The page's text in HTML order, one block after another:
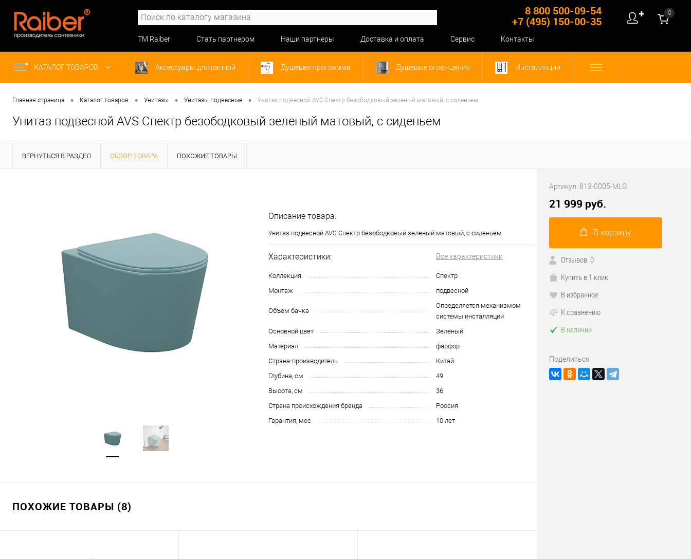
8 800 500-09-54
+7 (495) 150-00-35
ТМ Raiber Стать партнером Наши партнеры Доставка и оплата Сервис Контакты
✚ 0
КАТАЛОГ ТОВАРОВ Аксессуары для ванной Душевая программа Душевые ограждения Инсталляции
Главная страница • Каталог товаров • Унитазы • Унитазы подвесные • Унитаз подвесной AVS Спектр безободковый зеленый матовый, с сиденьем
Унитаз подвесной AVS Спектр безободковый зеленый матовый, с сиденьем
ВЕРНУТЬСЯ В РАЗДЕЛ ОБЗОР ТОВАРА ПОХОЖИЕ ТОВАРЫ
Описание товара:
Унитаз подвесной AVS Спектр безободковый зеленый матовый, с сиденьем
Характеристики: Все характеристики
Коллекция
Спектр
Монтаж
подвесной
Объем бачка
Определяется механизмом
системы инсталляции
Основной цвет
Зелёный
Материал
фарфор
Страна-производитель
Китай
Глубина, см
49
Высота, см
36
Страна происхождения бренда
Россия
Гарантия, мес
10 лет
ПОХОЖИЕ ТОВАРЫ (8)
Артикул: 813-0005-MLG
21 999 руб.
В корзину
Отзывов: 0
Купить в 1 клик
В избранное
К сравнению
В наличии
Поделиться